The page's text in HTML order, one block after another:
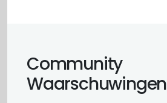
Community
Waarschuwingen